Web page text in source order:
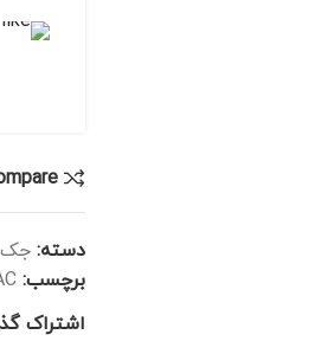
دسته: جک
برچسب:
اشتراک